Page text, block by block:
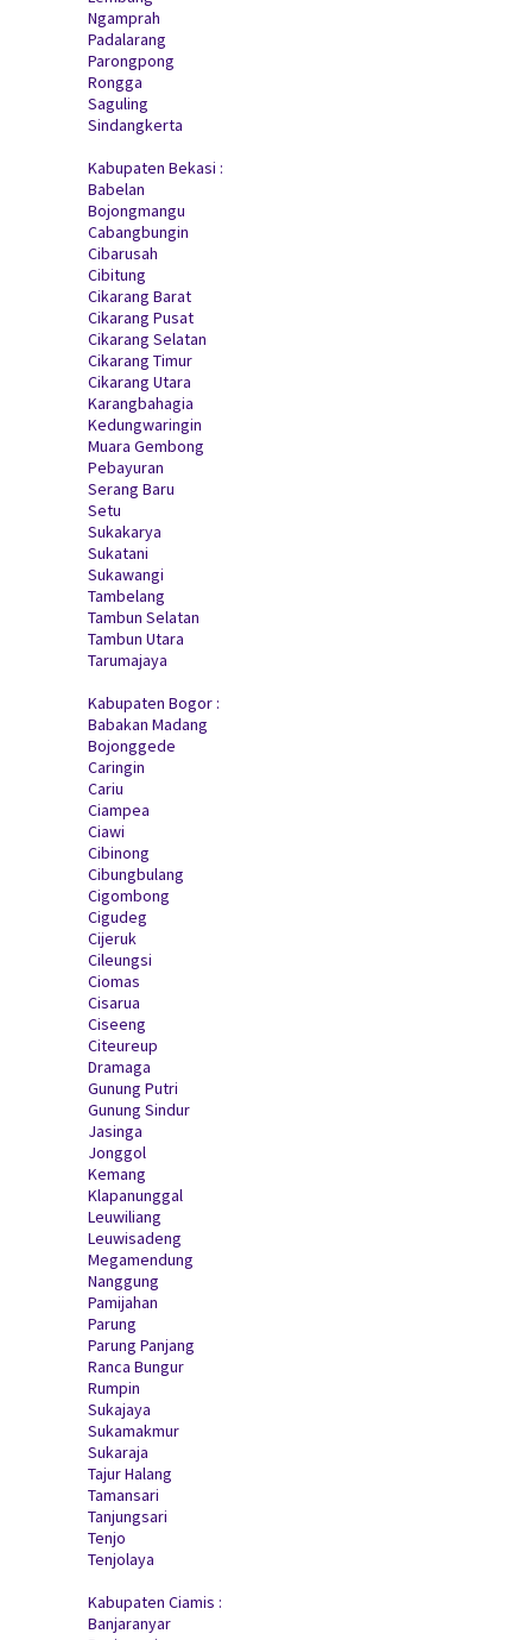
Ngamprah
Padalarang
Parongpong
Rongga
Saguling
Sindangkerta
Kabupaten Bekasi :
Babelan
Bojongmangu
Cabangbungin
Cibarusah
Cibitung
Cikarang Barat
Cikarang Pusat
Cikarang Selatan
Cikarang Timur
Cikarang Utara
Karangbahagia
Kedungwaringin
Muara Gembong
Pebayuran
Serang Baru
Setu
Sukakarya
Sukatani
Sukawangi
Tambelang
Tambun Selatan
Tambun Utara
Tarumajaya
Kabupaten Bogor :
Babakan Madang
Bojonggede
Caringin
Cariu
Ciampea
Ciawi
Cibinong
Cibungbulang
Cigombong
Cigudeg
Cijeruk
Cileungsi
Ciomas
Cisarua
Ciseeng
Citeureup
Dramaga
Gunung Putri
Gunung Sindur
Jasinga
Jonggol
Kemang
Klapanunggal
Leuwiliang
Leuwisadeng
Megamendung
Nanggung
Pamijahan
Parung
Parung Panjang
Ranca Bungur
Rumpin
Sukajaya
Sukamakmur
Sukaraja
Tajur Halang
Tamansari
Tanjungsari
Tenjo
Tenjolaya
Kabupaten Ciamis :
Banjaranyar